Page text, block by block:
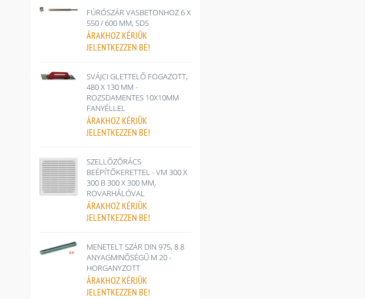
FÚRÓSZÁR VASBETONHOZ 6 X
550 / 600 MM, SDS
ÁRAKHOZ KÉRJÜK
JELENTKEZZEN BE!
SVÁJCI GLETTELŐ FOGAZOTT,
480 X 130 MM -
ROZSDAMENTES 10X10MM
FANYÉLLEL
ÁRAKHOZ KÉRJÜK
JELENTKEZZEN BE!
SZELLŐZŐRÁCS
BEÉPÍTŐKERETTEL - VM 300 X
300 B 300 X 300 MM,
ROVARHÁLÓVAL
ÁRAKHOZ KÉRJÜK
JELENTKEZZEN BE!
MENETELT SZÁR DIN 975, 8.8
ANYAGMINŐSÉGŰ M 20 -
HORGANYZOTT
ÁRAKHOZ KÉRJÜK
JELENTKEZZEN BE!